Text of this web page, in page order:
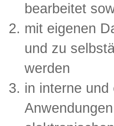
bearbeitet
mit eigenen
und zu
werden
in interne